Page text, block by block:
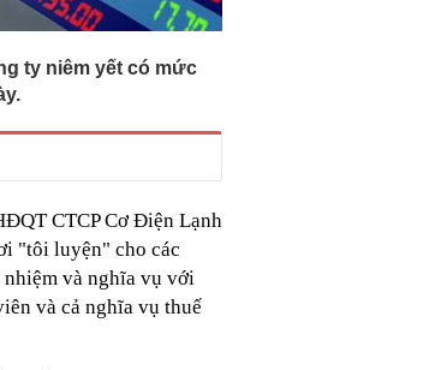
ty niêm yết có mức
CTCP Cơ Điện Lạnh
"tôi luyện" cho các
nhiệm và nghĩa vụ với
và cả nghĩa vụ thuế